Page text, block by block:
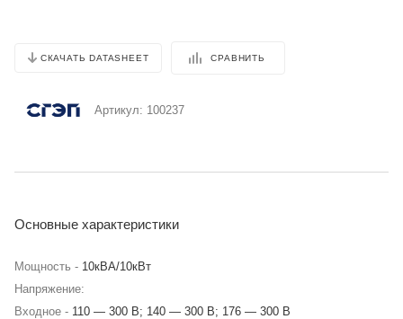
СКАЧАТЬ DATASHEET СРАВНИТЬ
Артикул: 100237
Основные характеристики
Мощность - 10кВА/10кВт
Напряжение:
Входное - 110 — 300 В; 140 — 300 В; 176 — 300 В